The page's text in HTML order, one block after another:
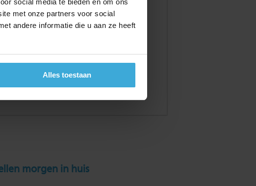
met onze partners voor social
andere informatie die u aan ze heeft
Alles toestaan
morgen in huis